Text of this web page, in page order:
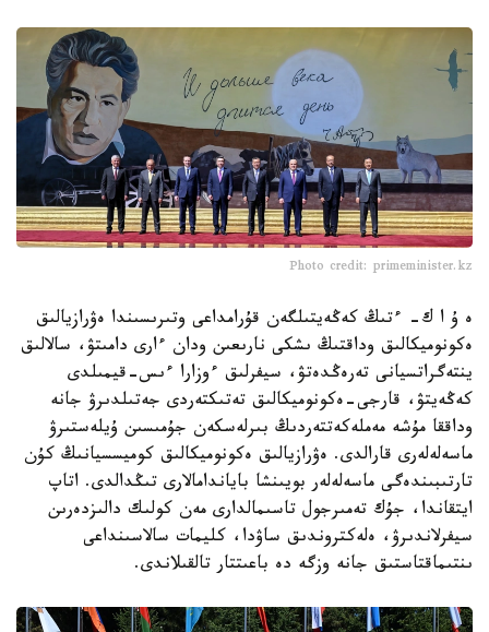
Photo credit: primeminister.kz
ە ۇ ا ك- ءتىڭ كەڭەيتىلگەن قۇرامداعى وتىرىسىندا ەۋرازيالىق
ەكونوميكالىق وداقتىڭ ىشكى نارىعىن ودان ءارى دامىتۋ، سالالىق
ينتەگراتسيانى تەرەڭدەتۋ، سيفرلىق ءوزارا ءىس-قيمىلدى
كەڭەيتۋ، قارجى-ەكونوميكالىق تەتىكتەردى جەتىلدىرۋ جانە
وداققا مۇشە مەملەكەتتەردىڭ بىرلەسكەن جۇمىسىن ۇيلەستىرۋ
ماسەلەلەرى قارالدى. ەۋرازيالىق ەكونوميكالىق كوميسسيانىڭ كۇن
تارتىبىندەگى ماسەلەلەر بويىنشا باياندامالارى تىڭدالدى. اتاپ
ايتقاندا، جۇك تەمىرجول تاسىمالدارى مەن كولىك دالىزدەرىن
سيفرلاندىرۋ، ەلەكتروندىق ساۋدا، كليمات سالاسىنداعى
ىنتىماقتاستىق جانە وزگە دە باعىتتار تالقىلاندى.